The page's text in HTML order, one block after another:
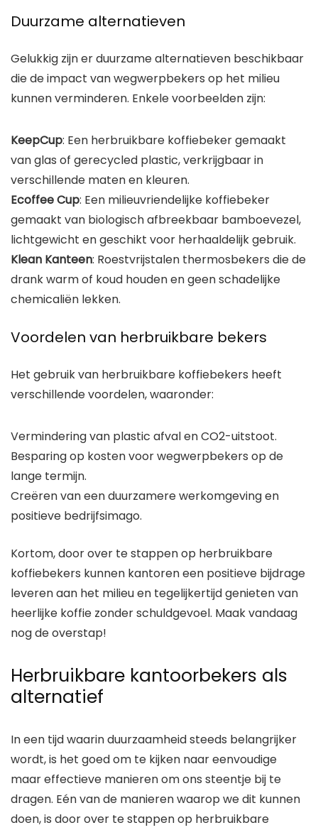
Duurzame alternatieven
Gelukkig zijn er duurzame alternatieven beschikbaar
die de impact van wegwerpbekers op het milieu
kunnen verminderen. Enkele voorbeelden zijn:
KeepCup: Een herbruikbare koffiebeker gemaakt
van glas of gerecycled plastic, verkrijgbaar in
verschillende maten en kleuren.
Ecoffee Cup: Een milieuvriendelijke koffiebeker
gemaakt van biologisch afbreekbaar bamboevezel,
lichtgewicht en geschikt voor herhaaldelijk gebruik.
Klean Kanteen: Roestvrijstalen thermosbekers die de
drank warm of koud houden en geen schadelijke
chemicaliën lekken.
Voordelen van herbruikbare bekers
Het gebruik van herbruikbare koffiebekers heeft
verschillende voordelen, waaronder:
Vermindering van plastic afval en CO2-uitstoot.
Besparing op kosten voor wegwerpbekers op de
lange termijn.
Creëren van een duurzamere werkomgeving en
positieve bedrijfsimago.
Kortom, door over te stappen op herbruikbare
koffiebekers kunnen kantoren een positieve bijdrage
leveren aan het milieu en tegelijkertijd genieten van
heerlijke koffie zonder schuldgevoel. Maak vandaag
nog de overstap!
Herbruikbare kantoorbekers als
alternatief
In een tijd waarin duurzaamheid steeds belangrijker
wordt, is het goed om te kijken naar eenvoudige
maar effectieve manieren om ons steentje bij te
dragen. Eén van de manieren waarop we dit kunnen
doen, is door over te stappen op herbruikbare